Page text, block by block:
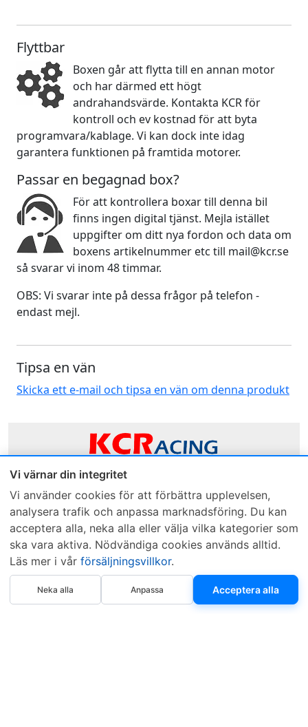
Vi värnar din integritet
Vi använder cookies för att förbättra upplevelsen,
analysera trafik och anpassa marknadsföring. Du kan
acceptera alla, neka alla eller välja vilka kategorier som
ska vara aktiva. Nödvändiga cookies används alltid.
Läs mer i vår försäljningsvillkor.
Neka alla Anpassa Acceptera alla
Köp nu
Flyttbar
Boxen går att flytta till en annan motor
och har därmed ett högt
andrahandsvärde. Kontakta KCR för
kontroll och ev kostnad för att byta
programvara/kablage. Vi kan dock inte idag
garantera funktionen på framtida motorer.
Passar en begagnad box?
För att kontrollera boxar till denna bil
finns ingen digital tjänst. Mejla istället
uppgifter om ditt nya fordon och data om
boxens artikelnummer etc till mail@kcr.se
så svarar vi inom 48 timmar.
OBS: Vi svarar inte på dessa frågor på telefon -
endast mejl.
Tipsa en vän
Skicka ett e-mail och tipsa en vän om denna produkt
Sveriges mest sålda dieselbox
Kontakta KCR
Om KCR/Garantier
Teknik / Begagnad box
Återförsäljare
Sök KCR-box
Försäljningsvillkor
Telefon
0515-801 50
Öppettider
Mån-Tor 8:00-16:30
Fredag 8:00-11:30